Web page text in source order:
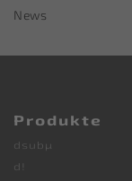
News
Produkte
dsubµ
d!